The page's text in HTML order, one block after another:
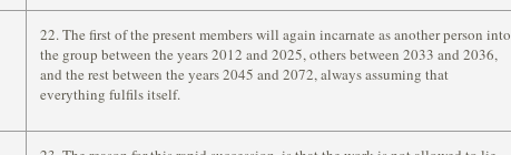
22. The first of the present members will again incarnate as another person into
the group between the years 2012 and 2025, others between 2033 and 2036,
and the rest between the years 2045 and 2072, always assuming that
everything fulfils itself.